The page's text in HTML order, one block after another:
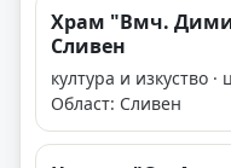
Храм "Вмч.
Сливен
култура и изкуство
Област: Сливен